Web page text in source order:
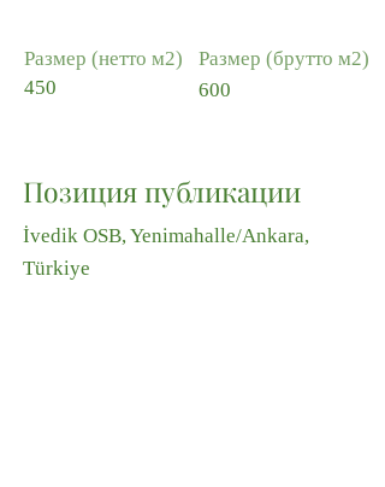
Размер (нетто м2)
450
Размер (брутто м2)
600
Позиция публикации
İvedik OSB, Yenimahalle/Ankara,
Türkiye